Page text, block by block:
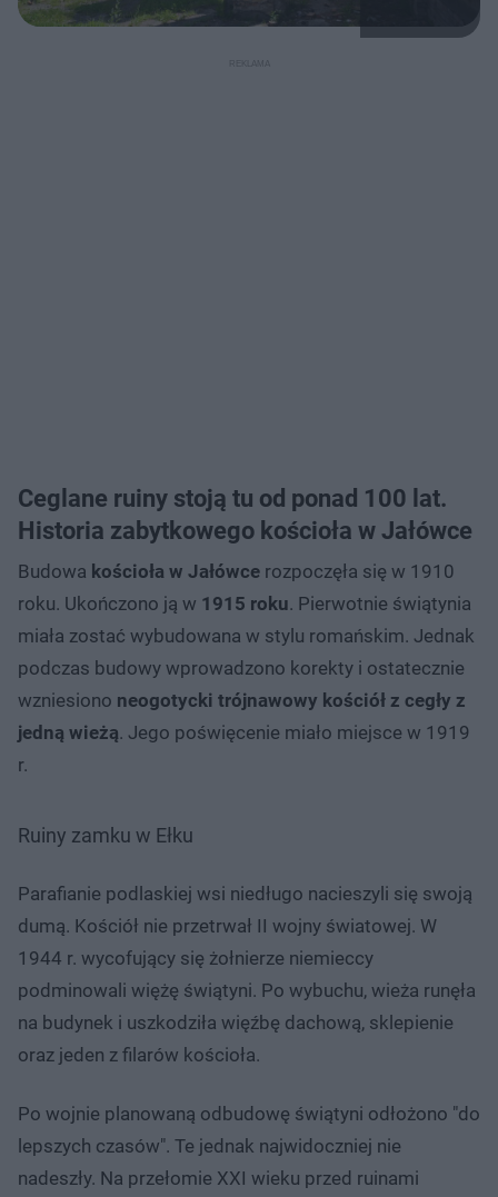
Ceglane ruiny stoją tu od ponad 100 lat.
Historia zabytkowego kościoła w Jałówce
Budowa kościoła w Jałówce rozpoczęła się w 1910
roku. Ukończono ją w 1915 roku. Pierwotnie świątynia
miała zostać wybudowana w stylu romańskim. Jednak
podczas budowy wprowadzono korekty i ostatecznie
wzniesiono neogotycki trójnawowy kościół z cegły z
jedną wieżą. Jego poświęcenie miało miejsce w 1919
r.
Ruiny zamku w Ełku
Parafianie podlaskiej wsi niedługo nacieszyli się swoją
dumą. Kościół nie przetrwał II wojny światowej. W
1944 r. wycofujący się żołnierze niemieccy
podminowali więżę świątyni. Po wybuchu, wieża runęła
na budynek i uszkodziła więźbę dachową, sklepienie
oraz jeden z filarów kościoła.
Po wojnie planowaną odbudowę świątyni odłożono "do
lepszych czasów". Te jednak najwidoczniej nie
nadeszły. Na przełomie XXI wieku przed ruinami